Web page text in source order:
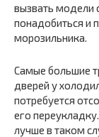
вызвать модели
понадобиться и
морозильника.
Самые большие
дверей у
потребуется
его
лучше в таком